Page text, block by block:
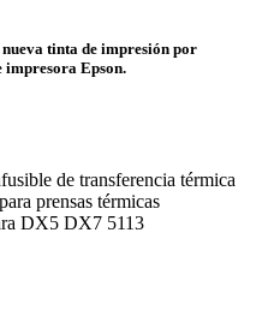
tinta de impresión por
impresora Epson.
de transferencia térmica
prensas térmicas
DX5 DX7 5113